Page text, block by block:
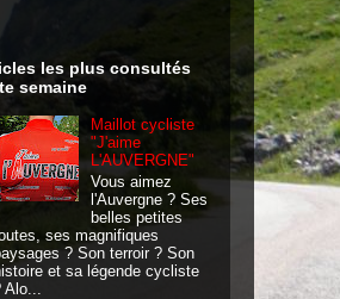
les plus consultés
semaine
Maillot cycliste
"J'aime
L'AUVERGNE"
Vous aimez
l'Auvergne ? Ses
belles petites
ses magnifiques
? Son terroir ? Son
et sa légende cycliste
Alo...